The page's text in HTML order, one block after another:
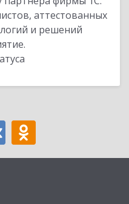
аттестованных
и решений